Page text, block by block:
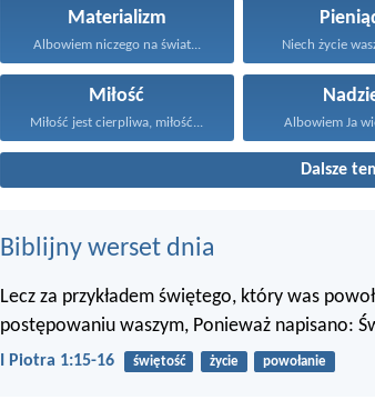
Materializm
Albowiem niczego na świat... Niech życie
Miłość
Miłość jest cierpliwa, miłość... Albowiem Ja
Dalsze
Biblijny werset dnia
Lecz za przykładem świętego, który was
postępowaniu waszym, Ponieważ napisano:
I Piotra 1:15-16 świętość życie powołanie